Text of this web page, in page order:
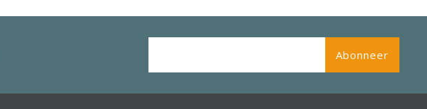
Abonneer